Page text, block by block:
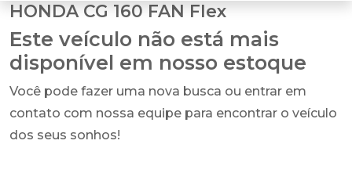
HONDA CG 160 FAN Flex
Este veículo não está mais
disponível em nosso estoque
Você pode fazer uma nova busca ou entrar em
contato com nossa equipe para encontrar o veículo
dos seus sonhos!